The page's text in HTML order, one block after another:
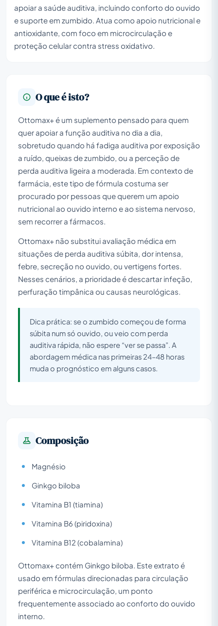
apoiar a saúde auditiva, incluindo conforto do ouvido
e suporte em zumbido. Atua como apoio nutricional e
antioxidante, com foco em microcirculação e
proteção celular contra stress oxidativo.
O que é isto?
Ottomax+ é um suplemento pensado para quem
quer apoiar a função auditiva no dia a dia,
sobretudo quando há fadiga auditiva por exposição
a ruído, queixas de zumbido, ou a perceção de
perda auditiva ligeira a moderada. Em contexto de
farmácia, este tipo de fórmula costuma ser
procurado por pessoas que querem um apoio
nutricional ao ouvido interno e ao sistema nervoso,
sem recorrer a fármacos.
Ottomax+ não substitui avaliação médica em
situações de perda auditiva súbita, dor intensa,
febre, secreção no ouvido, ou vertigens fortes.
Nesses cenários, a prioridade é descartar infeção,
perfuração timpânica ou causas neurológicas.
Dica prática: se o zumbido começou de forma
súbita num só ouvido, ou veio com perda
auditiva rápida, não espere “ver se passa”. A
abordagem médica nas primeiras 24–48 horas
muda o prognóstico em alguns casos.
Composição
Magnésio
Ginkgo biloba
Vitamina B1 (tiamina)
Vitamina B6 (piridoxina)
Vitamina B12 (cobalamina)
Ottomax+ contém Ginkgo biloba. Este extrato é
usado em fórmulas direcionadas para circulação
periférica e microcirculação, um ponto
frequentemente associado ao conforto do ouvido
interno.